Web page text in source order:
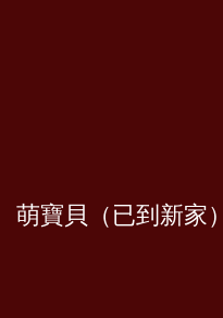
萌寶貝（已到新家）